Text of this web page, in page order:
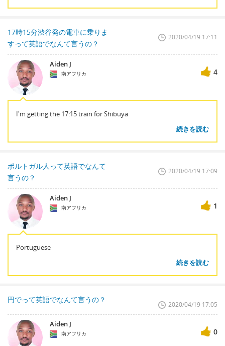
17時15分渋谷発の電車に乗りま
すって英語でなんて言うの？
2020/04/19 17:11
Aiden J
南アフリカ 4
I'm getting the 17:15 train for Shibuya
続きを読む
ポルトガル人って英語でなんて
言うの？
2020/04/19 17:09
Aiden J
南アフリカ 1
Portuguese
続きを読む
円でって英語でなんて言うの？
2020/04/19 17:05
Aiden J
南アフリカ 0